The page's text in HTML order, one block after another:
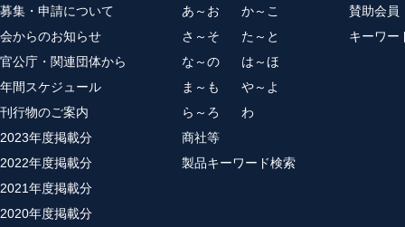
募集・申請について
会からのお知らせ
官公庁・関連団体から
年間スケジュール
刊行物のご案内
2023年度掲載分
2022年度掲載分
2021年度掲載分
2020年度掲載分
あ～お
か～こ
さ～そ
た～と
な～の
は～ほ
ま～も
や～よ
ら～ろ
わ
商社等
製品キーワード検索
賛助会員
キーワー